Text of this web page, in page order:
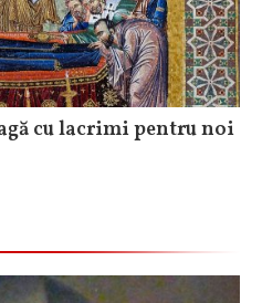
cu lacrimi pentru noi